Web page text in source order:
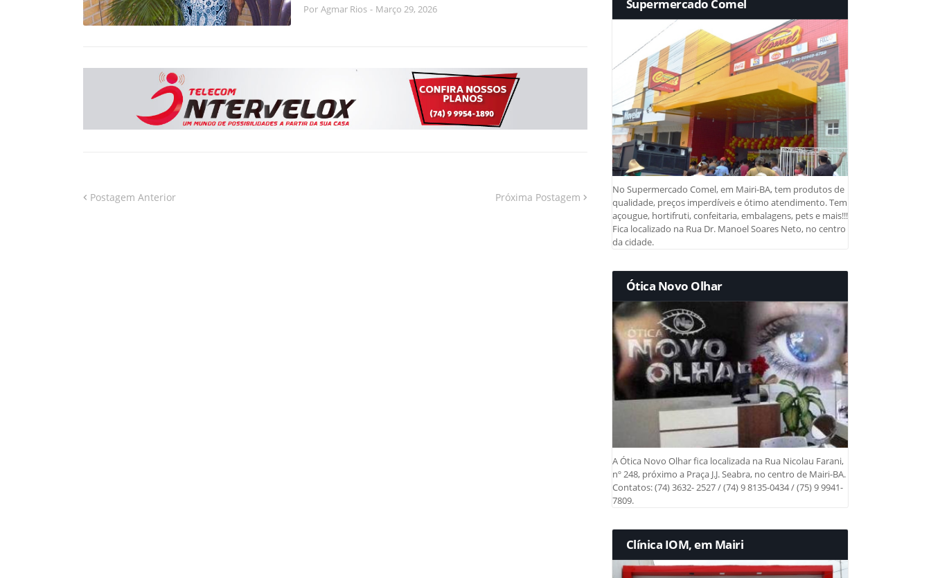
Por Agmar Rios - Março 29, 2026
Postagem Anterior Próxima Postagem
Supermercado Comel
No Supermercado Comel, em Mairi-BA, tem produtos de
qualidade, preços imperdíveis e ótimo atendimento. Tem
açougue, hortifruti, confeitaria, embalagens, pets e mais!!!
Fica localizado na Rua Dr. Manoel Soares Neto, no centro
da cidade.
Ótica Novo Olhar
A Ótica Novo Olhar fica localizada na Rua Nicolau Farani,
nº 248, próximo a Praça J.J. Seabra, no centro de Mairi-BA.
Contatos: (74) 3632- 2527 / (74) 9 8135-0434 / (75) 9 9941-
7809.
Clínica IOM, em Mairi